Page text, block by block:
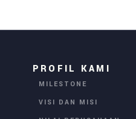
PROFIL KAMI
MILESTONE
VISI DAN MISI